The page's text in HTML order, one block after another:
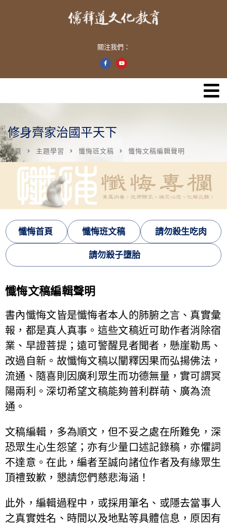
關注我們：
修身齊家治國平天下
首頁 主題學習 懺悔班文稿 懺悔文稿編輯聲明
懺悔首頁 懺悔班文稿 請勿殺生吃肉
請勿殺子墮胎
懺悔文稿編輯聲明
書內懺悔文皆是懺悔者本人的肺腑之言、真實彙
報，都是真人真事。這些文稿近可助作者消除宿
業、早證菩提；遠可警醒見者聞者，懸崖勒馬、
改過自新。故懺悔文稿以闡釋因果而弘揚佛法，
流通、隨喜則因廣利眾生而功德無量，實可謂冥
陽兩利。深切希望文稿能夠普利群萌、廣為流
通。
文稿編輯，多為順文，但不妥之處在所難免，深
恐眾生心生怨望；亦有少量口述記錄稿，亦懼詞
不達意。在此，編者至誠向諸位作者及有緣眾生
頂禮致歉，懇請您們慈悲海涵！
此外，編輯過程中，或採用筆名、或隱去當事人
之真實姓名、時間以及地點等具體信息，原因有